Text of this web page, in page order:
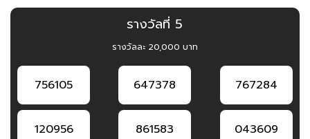
รางวัลที่ 5
รางวัลละ 20,000 บาท
756105 647378 767284
120956 861583 043609